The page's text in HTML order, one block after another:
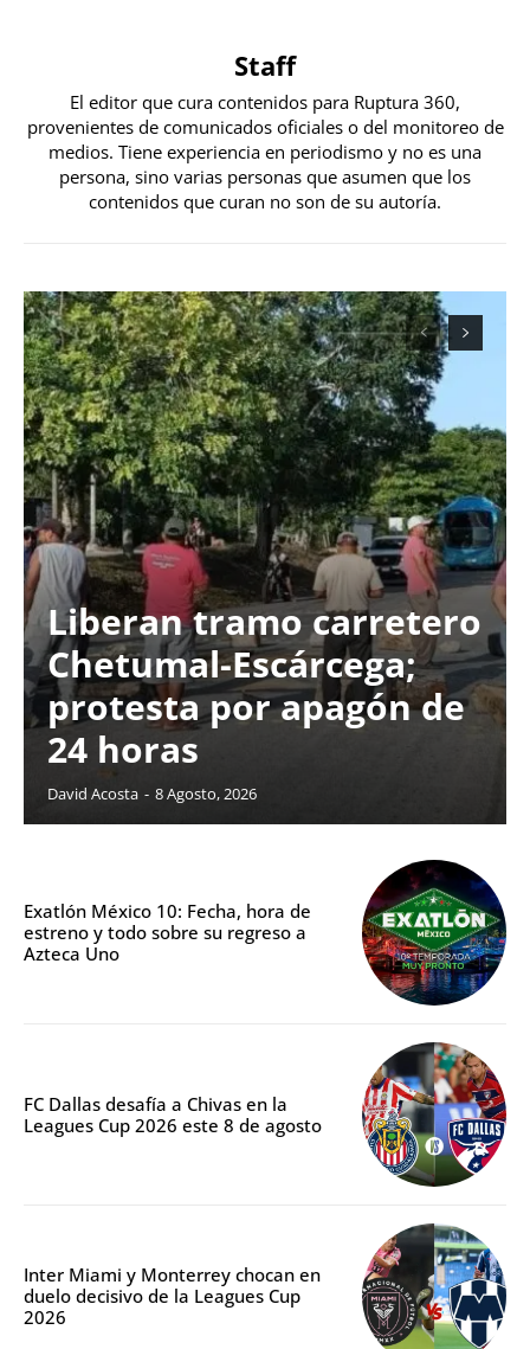
Staff
El editor que cura contenidos para Ruptura 360,
provenientes de comunicados oficiales o del monitoreo de
medios. Tiene experiencia en periodismo y no es una
persona, sino varias personas que asumen que los
contenidos que curan no son de su autoría.
Liberan tramo carretero
Chetumal-Escárcega;
protesta por apagón de
24 horas
David Acosta - 8 Agosto, 2026
Exatlón México 10: Fecha, hora de
estreno y todo sobre su regreso a
Azteca Uno
FC Dallas desafía a Chivas en la
Leagues Cup 2026 este 8 de agosto
Inter Miami y Monterrey chocan en
duelo decisivo de la Leagues Cup
2026